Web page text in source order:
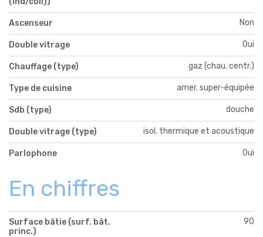
Ascenseur Non
Double vitrage Oui
Chauffage (type) gaz (chau. centr.)
Type de cuisine amer. super-équipée
Sdb (type) douche
Double vitrage (type) isol. thermique et acoustique
Parlophone Oui
En chiffres
Surface bâtie (surf. bât.
princ.)
90